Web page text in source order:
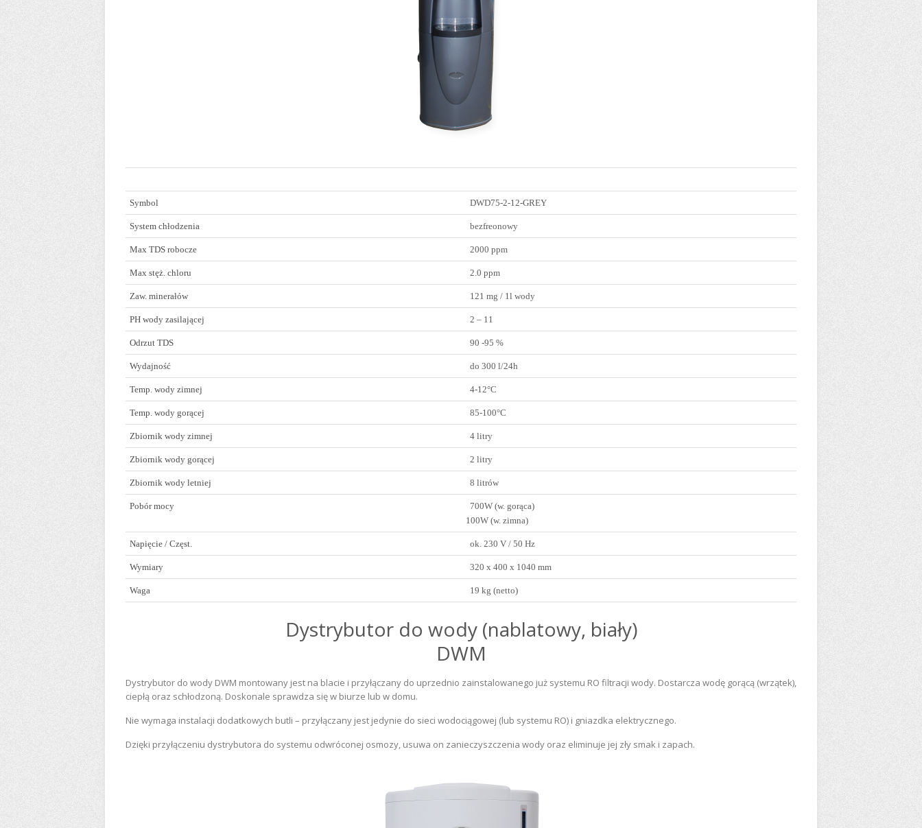
Symbol DWD75-2-12-GREY
System chłodzenia bezfreonowy
Max TDS robocze 2000 ppm
Max stęż. chloru 2.0 ppm
Zaw. minerałów 121 mg / 1l wody
PH wody zasilającej 2 – 11
Odrzut TDS 90 -95 %
Wydajność do 300 l/24h
Temp. wody zimnej 4-12°C
Temp. wody gorącej 85-100°C
Zbiornik wody zimnej 4 litry
Zbiornik wody gorącej 2 litry
Zbiornik wody letniej 8 litrów
Pobór mocy
700W (w. gorąca)
100W (w. zimna)
Napięcie / Częst. ok. 230 V / 50 Hz
Wymiary 320 x 400 x 1040 mm
Waga 19 kg (netto)
Dystrybutor do wody (nablatowy, biały)
DWM
Dystrybutor do wody DWM montowany jest na blacie i przyłączany do uprzednio zainstalowanego już systemu RO filtracji wody. Dostarcza wodę gorącą (wrzątek),
ciepłą oraz schłodzoną. Doskonale sprawdza się w biurze lub w domu.
Nie wymaga instalacji dodatkowych butli – przyłączany jest jedynie do sieci wodociągowej (lub systemu RO) i gniazdka elektrycznego.
Dzięki przyłączeniu dystrybutora do systemu odwróconej osmozy, usuwa on zanieczyszczenia wody oraz eliminuje jej zły smak i zapach.